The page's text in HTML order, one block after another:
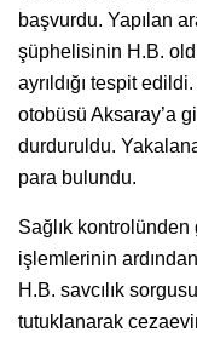
başvurdu. Yapılan
şüphelisinin H.B.
ayrıldığı tespit
otobüsü Aksaray’a
durduruldu.
para bulundu.
Sağlık
işlemlerinin
H.B. savcılık
tutuklanarak